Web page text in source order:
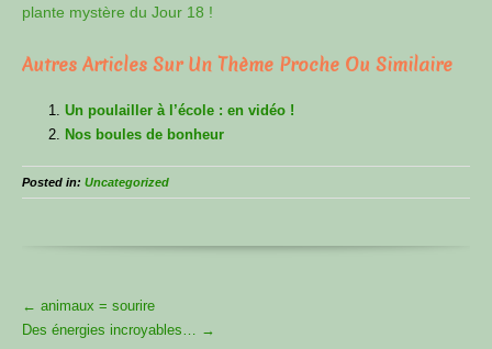
plante mystère du Jour 18 !
Autres Articles Sur Un Thème Proche Ou Similaire
Un poulailler à l’école : en vidéo !
Nos boules de bonheur
Posted in: Uncategorized
More
Articles
← animaux = sourire
Des énergies incroyables…
→